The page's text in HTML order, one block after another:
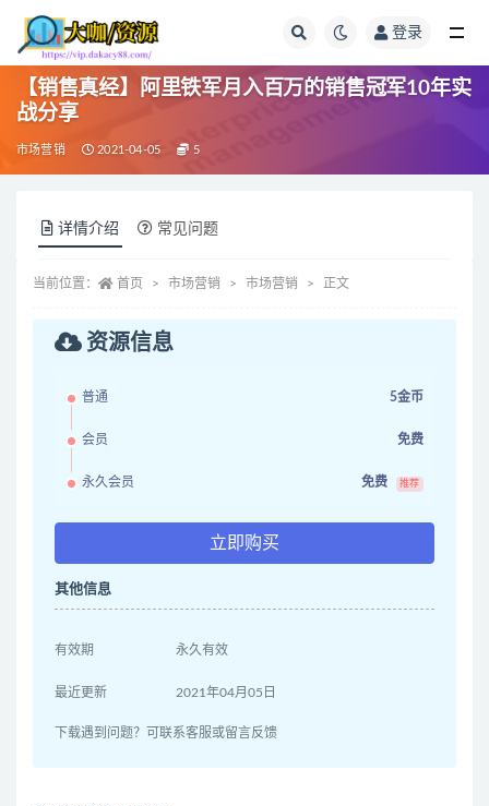
登录
【销售真经】阿里铁军月入百万的销售冠军10年实
战分享
市场营销 2021-04-05 5
详情介绍 常见问题
当前位置： 首页 市场营销 市场营销 正文
资源信息
普通 5金币
会员 免费
永久会员 免费 推荐
立即购买
其他信息
有效期 永久有效
最近更新 2021年04月05日
下载遇到问题？可联系客服或留言反馈
全部